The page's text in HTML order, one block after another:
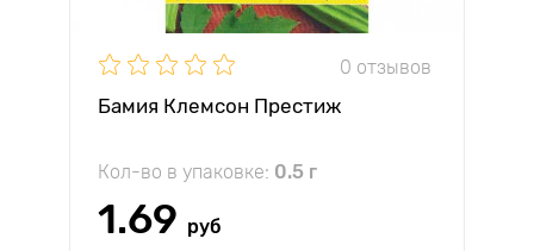
0 отзывов
Бамия Клемсон Престиж
Кол-во в упаковке: 0.5 г
1.69 руб